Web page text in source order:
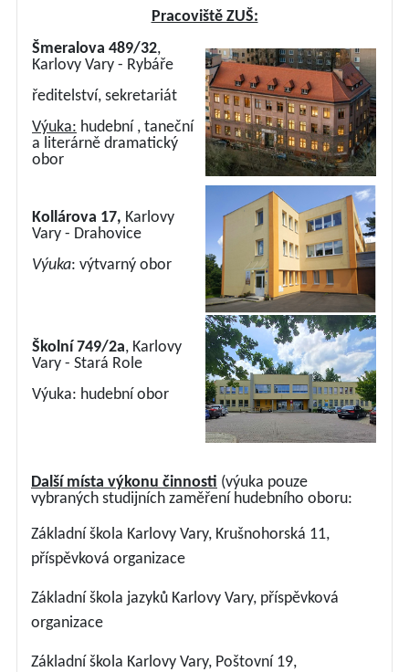
Pracoviště ZUŠ:
Šmeralova 489/32,
Karlovy Vary - Rybáře
ředitelství, sekretariát
Výuka: hudební , taneční
a literárně dramatický
obor
Kollárova 17, Karlovy
Vary - Drahovice
Výuka: výtvarný obor
Školní 749/2a, Karlovy
Vary - Stará Role
Výuka: hudební obor
Další místa výkonu činnosti (výuka pouze
vybraných studijních zaměření hudebního oboru:
Základní škola Karlovy Vary, Krušnohorská 11,
příspěvková organizace
Základní škola jazyků Karlovy Vary, příspěvková
organizace
Základní škola Karlovy Vary, Poštovní 19,